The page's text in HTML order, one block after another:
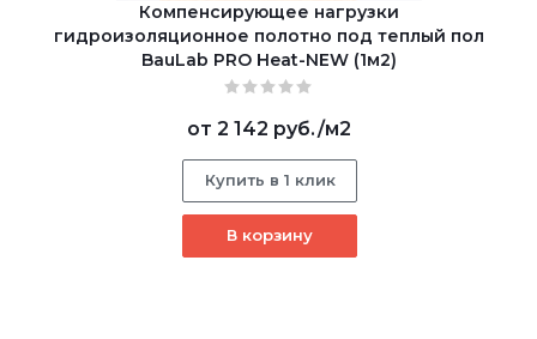
Компенсирующее нагрузки
гидроизоляционное полотно под теплый пол
BauLab PRO Heat-NEW (1м2)
от 2 142 руб./м2
Купить в 1 клик
В корзину